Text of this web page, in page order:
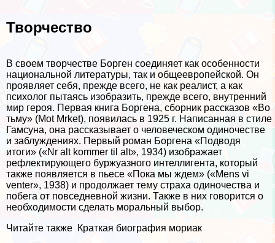
Творчество
В своем творчестве Борген соединяет как особенности
национальной литературы, так и общеевропейской. Он
проявляет себя, прежде всего, не как реалист, а как
психолог пытаясь изобразить, прежде всего, внутренний
мир героя. Первая книга Боргена, сборник рассказов «Во
тьму» (Mot Mrket), появилась в 1925 г. Написанная в стиле
Гамсуна, она рассказывает о человеческом одиночестве
и заблуждениях. Первый роман Боргена «Подводя
итоги» («Nr alt kommer til alt», 1934) изображает
рефлектирующего буржуазного интеллигента, который
также появляется в пьесе «Пока мы ждем» («Mens vi
venter», 1938) и продолжает тему стpaxa одиночества и
побега от повседневной жизни. Также в них говорится о
необходимости сделать мopaльный выбор.
Читайте также Краткая биография мориак